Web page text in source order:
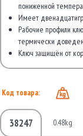
пониженной
Имеет
Рабочие профили
термически
Ключ защищён от
Код товара:
38247 0.48kg